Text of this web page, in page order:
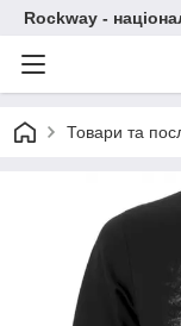
Rockway -
Товари та